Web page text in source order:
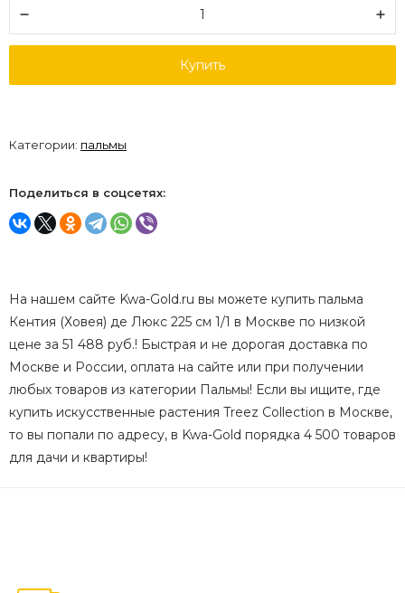
Купить
Категории: пальмы
Поделиться в соцсетях:
На нашем сайте Kwa-Gold.ru вы можете купить пальма
Кентия (Ховея) де Люкс 225 см 1/1 в Москве по низкой
цене за 51 488 руб.! Быстрая и не дорогая доставка по
Москве и России, оплата на сайте или при получении
любых товаров из категории Пальмы! Если вы ищите, где
купить искусственные растения Treez Collection в Москве,
то вы попали по адресу, в Kwa-Gold порядка 4 500 товаров
для дачи и квартиры!